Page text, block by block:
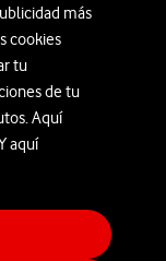
más
cookies
tu
de tu
Aquí
aquí